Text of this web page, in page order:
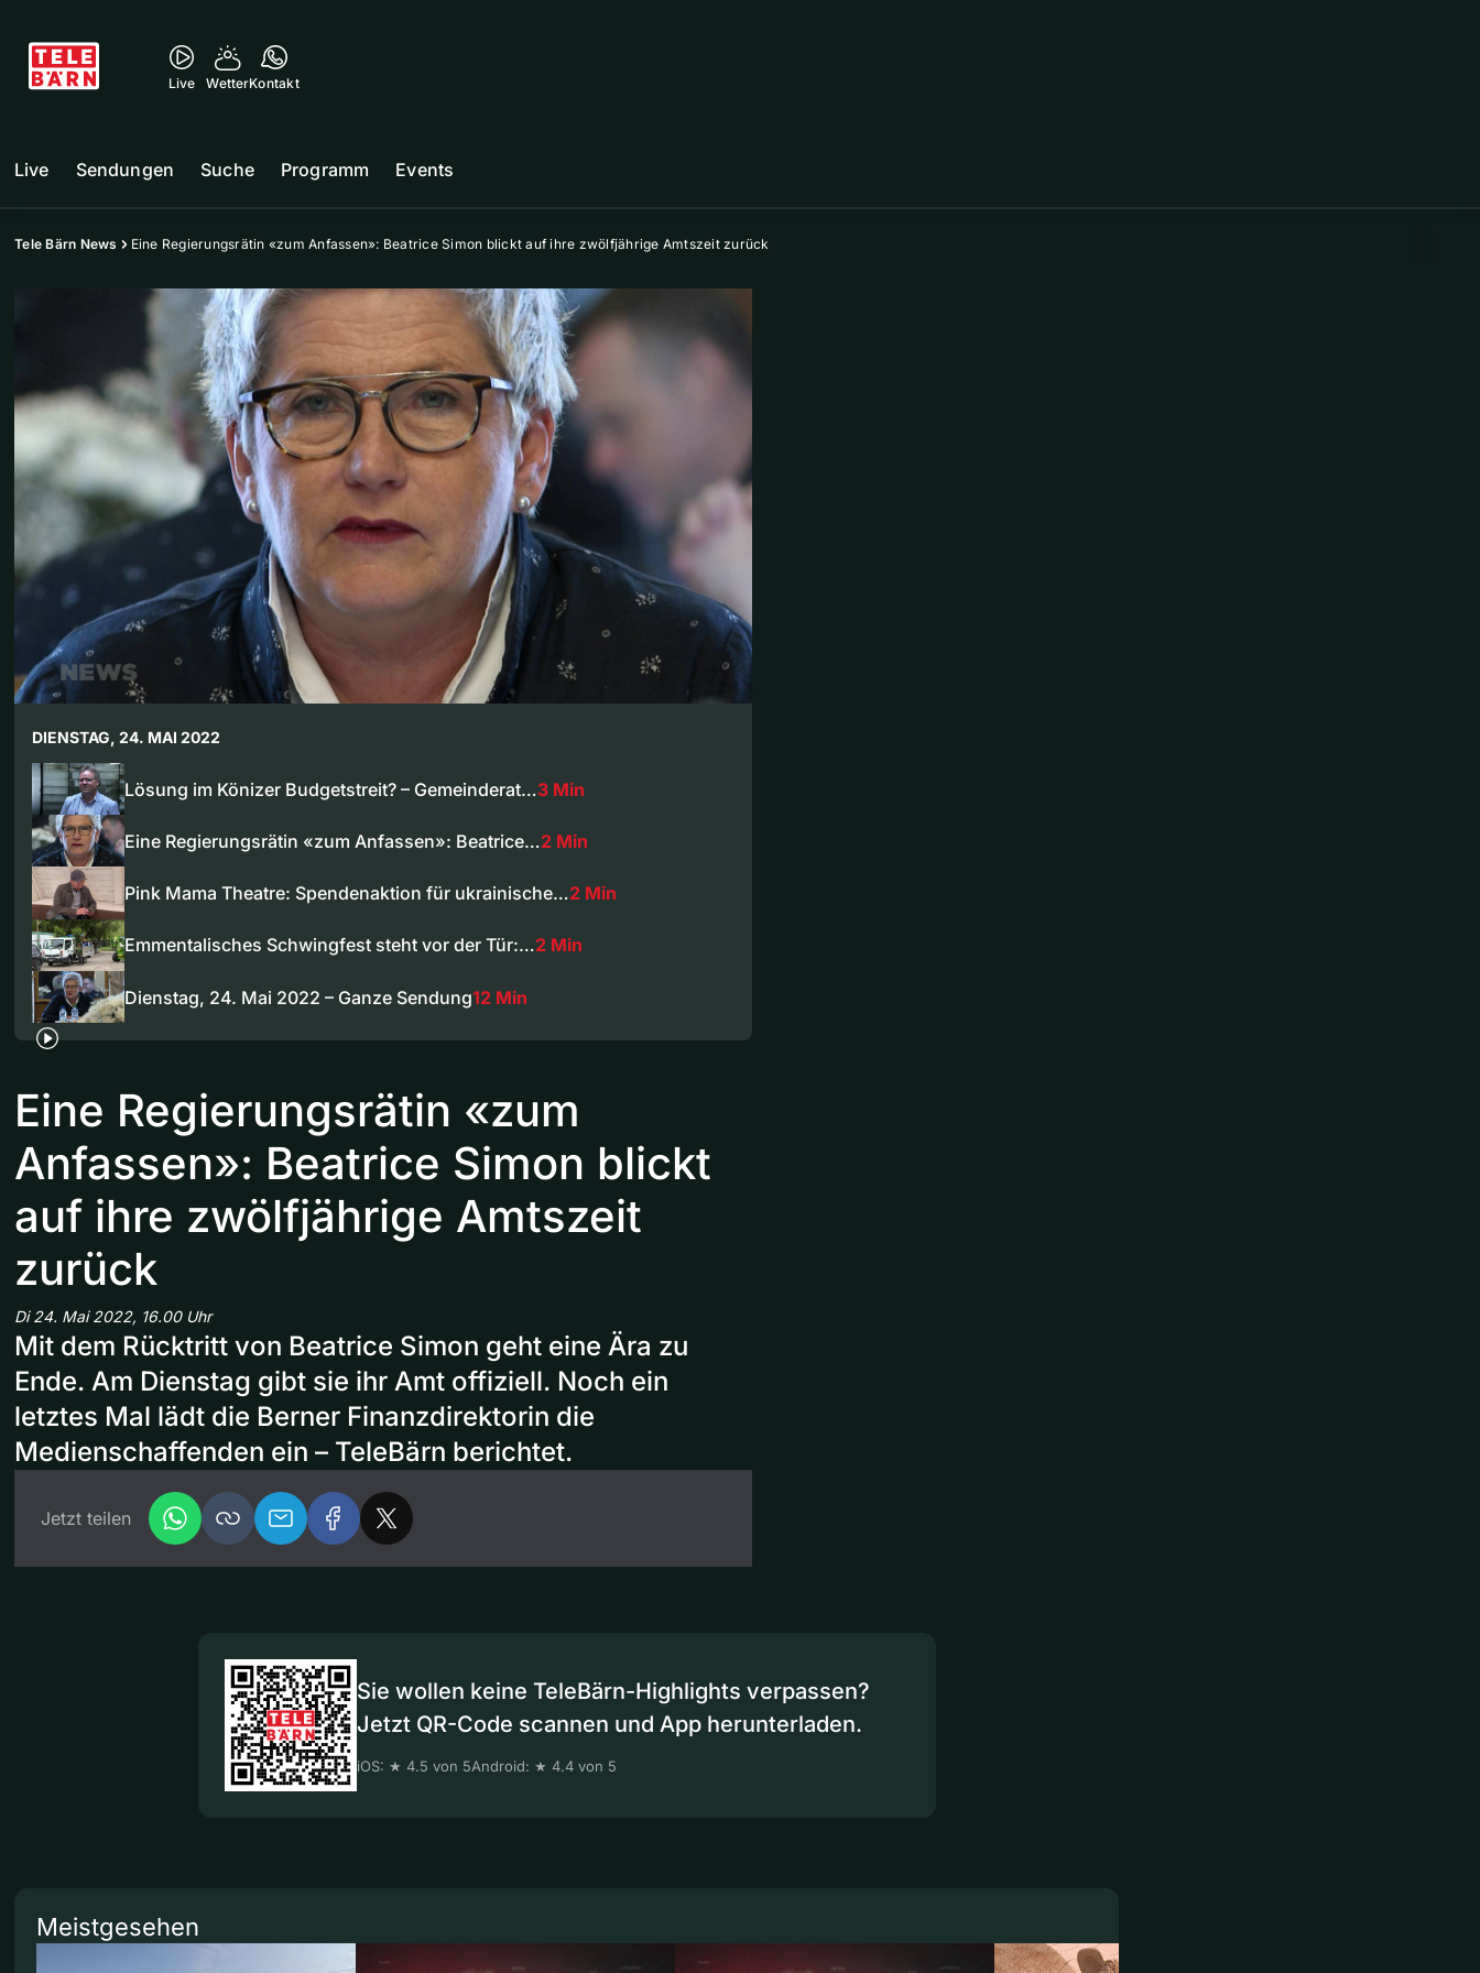
Live WetterKontakt
Live Sendungen Suche Programm Events
Tele Bärn News Eine Regierungsrätin «zum Anfassen»: Beatrice Simon blickt auf ihre zwölfjährige Amtszeit zurück
DIENSTAG, 24. MAI 2022
Lösung im Könizer Budgetstreit? – Gemeinderat…3 Min
Eine Regierungsrätin «zum Anfassen»: Beatrice…2 Min
Pink Mama Theatre: Spendenaktion für ukrainische…2 Min
Emmentalisches Schwingfest steht vor der Tür:…2 Min
Dienstag, 24. Mai 2022 – Ganze Sendung12 Min
Eine Regierungsrätin «zum
Anfassen»: Beatrice Simon blickt
auf ihre zwölfjährige Amtszeit
zurück
Di 24. Mai 2022, 16.00 Uhr
Mit dem Rücktritt von Beatrice Simon geht eine Ära zu
Ende. Am Dienstag gibt sie ihr Amt offiziell. Noch ein
letztes Mal lädt die Berner Finanzdirektorin die
Medienschaffenden ein – TeleBärn berichtet.
Jetzt teilen
Sie wollen keine TeleBärn-Highlights verpassen?
Jetzt QR-Code scannen und App herunterladen.
iOS: ★ 4.5 von 5Android: ★ 4.4 von 5
Meistgesehen